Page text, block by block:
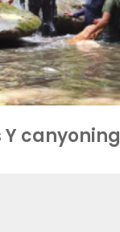
Y canyoning